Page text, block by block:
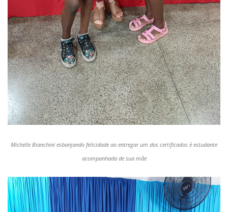
Michelle Bianchini esbanjando felicidade ao entregar um dos certificados è estudante
acompanhada de sua mãe